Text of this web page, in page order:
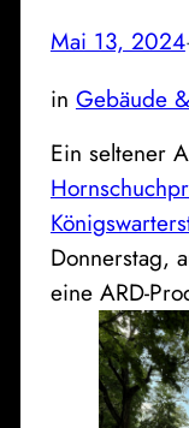
Mai 13, 2024
in Gebäude
Ein seltener
Donnerstag,
eine ARD-